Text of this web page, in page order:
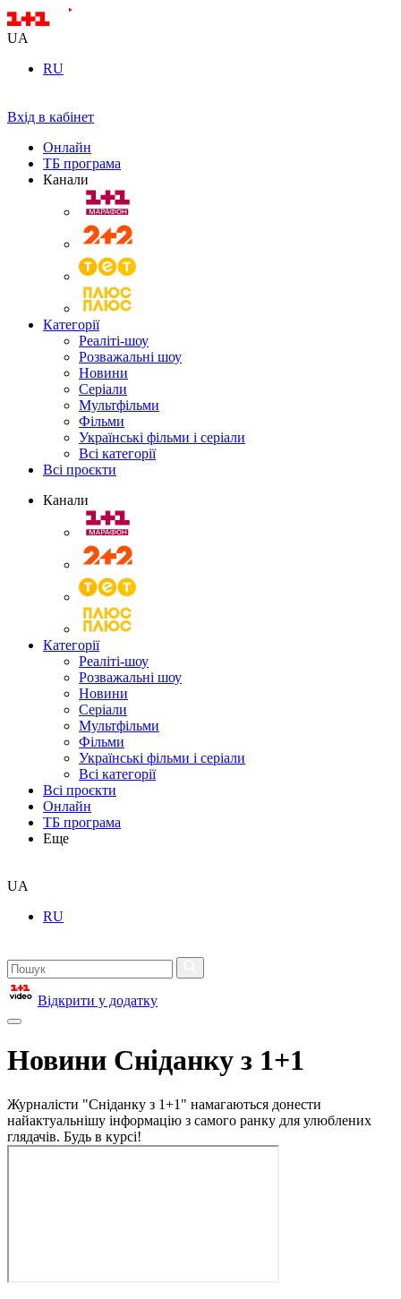
UA
RU
Вхід в кабінет
Онлайн
ТБ програма
Канали
Категорії
Реаліті-шоу
Розважальні шоу
Новини
Серіали
Мультфільми
Фільми
Українські фільми і серіали
Всі категорії
Всі проєкти
Канали
Категорії
Реаліті-шоу
Розважальні шоу
Новини
Серіали
Мультфільми
Фільми
Українські фільми і серіали
Всі категорії
Всі проєкти
Онлайн
ТБ програма
Еще
UA
RU
Відкрити у додатку
Новини Сніданку з 1+1
Журналісти "Сніданку з 1+1" намагаються донести
найактуальнішу інформацію з самого ранку для улюблених
глядачів. Будь в курсі!